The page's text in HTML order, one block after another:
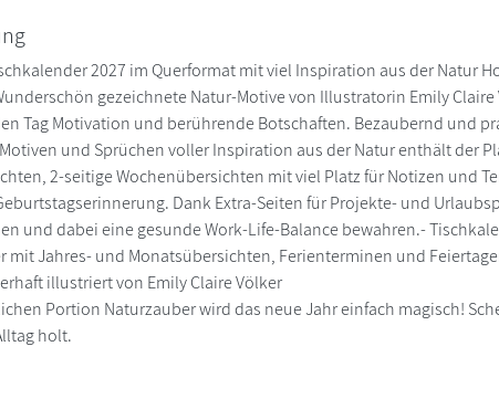
2027 im Querformat mit viel Inspiration aus der Natur
gezeichnete Natur-Motive von Illustratorin Emily
Tag Motivation und berührende Botschaften. Bezaubernd und
und Sprüchen voller Inspiration aus der Natur enthält der
2-seitige Wochenübersichten mit viel Platz für Notizen und
Dank Extra-Seiten für Projekte- und
und dabei eine gesunde Work-Life-Balance bewahren.-
mit Jahres- und Monatsübersichten, Ferienterminen und
illustriert von Emily Claire Völker
Portion Naturzauber wird das neue Jahr einfach magisch!
holt.